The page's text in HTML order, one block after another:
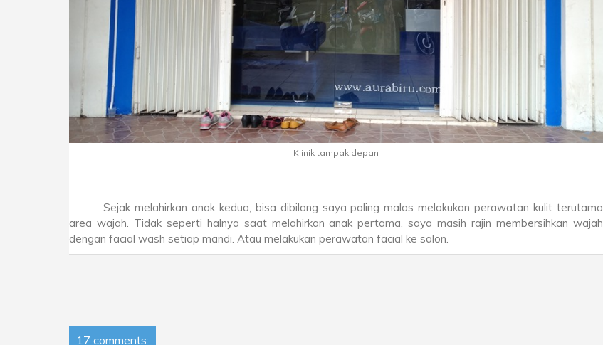
Klinik tampak depan
Sejak melahirkan anak kedua, bisa dibilang saya paling malas melakukan perawatan kulit terutama
area wajah. Tidak seperti halnya saat melahirkan anak pertama, saya masih rajin membersihkan wajah
dengan facial wash setiap mandi. Atau melakukan perawatan facial ke salon.
17 comments: